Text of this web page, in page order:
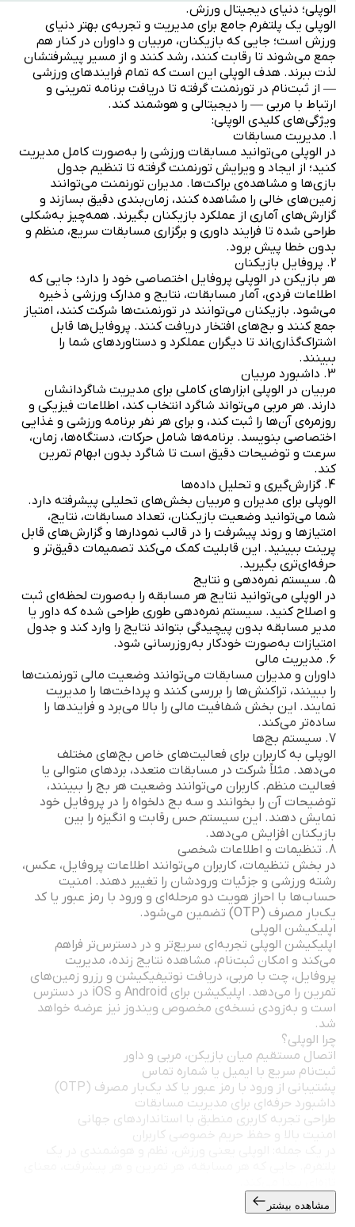
الوپلی؛ دنیای دیجیتال ورزش.
الوپلی یک پلتفرم جامع برای مدیریت و تجربه‌ی بهتر دنیای
ورزش است؛ جایی که بازیکنان، مربیان و داوران در کنار هم
جمع می‌شوند تا رقابت کنند، رشد کنند و از مسیر پیشرفتشان
لذت ببرند. هدف الوپلی این است که تمام فرایندهای ورزشی
— از ثبت‌نام در تورنمنت گرفته تا دریافت برنامه تمرینی و
ارتباط با مربی — را دیجیتالی و هوشمند کند.
ویژگی‌های کلیدی الوپلی:
1. مدیریت مسابقات
در الوپلی می‌توانید مسابقات ورزشی را به‌صورت کامل مدیریت
کنید؛ از ایجاد و ویرایش تورنمنت گرفته تا تنظیم جدول
بازی‌ها و مشاهده‌ی براکت‌ها. مدیران تورنمنت می‌توانند
زمین‌های خالی را مشاهده کنند، زمان‌بندی دقیق بسازند و
گزارش‌های آماری از عملکرد بازیکنان بگیرند. همه‌چیز به‌شکلی
طراحی شده تا فرایند داوری و برگزاری مسابقات سریع، منظم و
بدون خطا پیش برود.
2. پروفایل بازیکنان
هر بازیکن در الوپلی پروفایل اختصاصی خود را دارد؛ جایی که
اطلاعات فردی، آمار مسابقات، نتایج و مدارک ورزشی ذخیره
می‌شود. بازیکنان می‌توانند در تورنمنت‌ها شرکت کنند، امتیاز
جمع کنند و بج‌های افتخار دریافت کنند. پروفایل‌ها قابل
اشتراک‌گذاری‌اند تا دیگران عملکرد و دستاوردهای شما را
ببینند.
3. داشبورد مربیان
مربیان در الوپلی ابزارهای کاملی برای مدیریت شاگردانشان
دارند. هر مربی می‌تواند شاگرد انتخاب کند، اطلاعات فیزیکی و
روزمره‌ی آن‌ها را ثبت کند، و برای هر نفر برنامه ورزشی و غذایی
اختصاصی بنویسد. برنامه‌ها شامل حرکات، دستگاه‌ها، زمان،
سرعت و توضیحات دقیق است تا شاگرد بدون ابهام تمرین
کند.
4. گزارش‌گیری و تحلیل داده‌ها
الوپلی برای مدیران و مربیان بخش‌های تحلیلی پیشرفته دارد.
شما می‌توانید وضعیت بازیکنان، تعداد مسابقات، نتایج،
امتیازها و روند پیشرفت را در قالب نمودارها و گزارش‌های قابل
پرینت ببینید. این قابلیت کمک می‌کند تصمیمات دقیق‌تر و
حرفه‌ای‌تری بگیرید.
5. سیستم نمره‌دهی و نتایج
در الوپلی می‌توانید نتایج هر مسابقه را به‌صورت لحظه‌ای ثبت
و اصلاح کنید. سیستم نمره‌دهی طوری طراحی شده که داور یا
مدیر مسابقه بدون پیچیدگی بتواند نتایج را وارد کند و جدول
امتیازات به‌صورت خودکار به‌روزرسانی شود.
6. مدیریت مالی
داوران و مدیران مسابقات می‌توانند وضعیت مالی تورنمنت‌ها
را ببینند، تراکنش‌ها را بررسی کنند و پرداخت‌ها را مدیریت
نمایند. این بخش شفافیت مالی را بالا می‌برد و فرایندها را
ساده‌تر می‌کند.
7. سیستم بج‌ها
الوپلی به کاربران برای فعالیت‌های خاص بج‌های مختلف
می‌دهد. مثلاً شرکت در مسابقات متعدد، بردهای متوالی یا
فعالیت منظم. کاربران می‌توانند وضعیت هر بج را ببینند،
توضیحات آن را بخوانند و سه بج دلخواه را در پروفایل خود
نمایش دهند. این سیستم حس رقابت و انگیزه را بین
بازیکنان افزایش می‌دهد.
8. تنظیمات و اطلاعات شخصی
در بخش تنظیمات، کاربران می‌توانند اطلاعات پروفایل، عکس،
رشته ورزشی و جزئیات ورودشان را تغییر دهند. امنیت
حساب‌ها با احراز هویت دو مرحله‌ای و ورود با رمز عبور یا کد
یک‌بار مصرف (OTP) تضمین می‌شود.
اپلیکیشن الوپلی
اپلیکیشن الوپلی تجربه‌ای سریع‌تر و در دسترس‌تر فراهم
می‌کند و امکان ثبت‌نام، مشاهده نتایج زنده، مدیریت
پروفایل، چت با مربی، دریافت نوتیفیکیشن و رزرو زمین‌های
تمرین را می‌دهد. اپلیکیشن برای Android و iOS در دسترس
است و به‌زودی نسخه‌ی مخصوص ویندوز نیز عرضه خواهد
شد.
چرا الوپلی؟
اتصال مستقیم میان بازیکن، مربی و داور
ثبت‌نام سریع با ایمیل یا شماره تماس
پشتیبانی از ورود با رمز عبور یا کد یک‌بار مصرف (OTP)
داشبورد حرفه‌ای برای مدیریت مسابقات
طراحی تجربه کاربری منطبق با استانداردهای جهانی
امنیت بالا و حفظ حریم خصوصی کاربران
مشاهده بیشتر